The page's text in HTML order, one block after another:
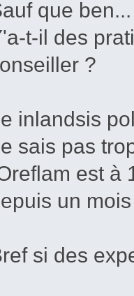
que
t-il des
?
inlandsis
sais pas
est à
un
si des